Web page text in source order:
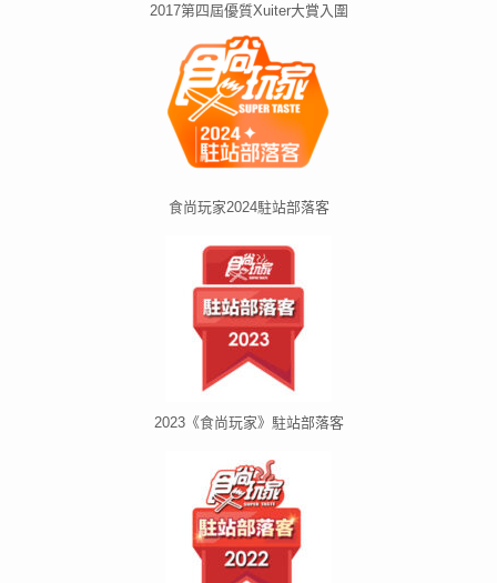
2017第四屆優質Xuiter大賞入圍
食尚玩家2024駐站部落客
2023《食尚玩家》駐站部落客